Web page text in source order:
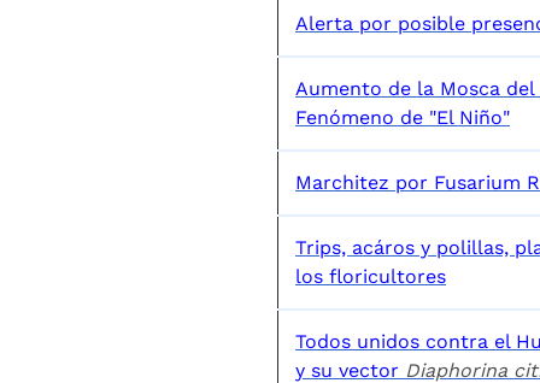
Alerta por posible
Aumento de la Mosca
Fenómeno de "El Niño"
Marchitez por Fusarium
Trips, acáros y polillas,
los floricultores
Todos unidos contra el
y su vector Diaphorina